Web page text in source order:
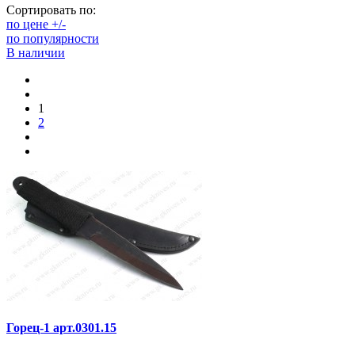
Сортировать по:
по цене +/-
по популярности
В наличии
1
2
Горец-1 арт.0301.15